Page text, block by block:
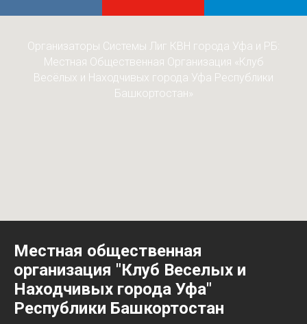
Организаторы Системы Лиг КВН города Уфа и РБ:
Местная Общественная Организация «Клуб
Весёлых и Находчивых города Уфа Республики
Башкортостан»
Местная общественная
организация "Клуб Веселых и
Находчивых города Уфа"
Республики Башкортостан